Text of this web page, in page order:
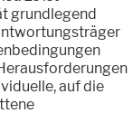
grundlegend
auf die